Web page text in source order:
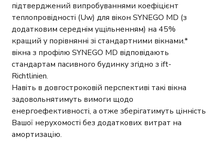
підтверджений випробуваннями коефіцієнт
теплопровідності (Uw) для вікон SYNEGO MD (з
додатковим середнім ущільненням) на 45%
кращий у порівнянні зі стандартними вікнами.*
вікна з профілю SYNEGO MD відповідають
стандартам пасивного будинку згідно з ift-
Richtlinien.
Навіть в довгостроковій перспективі такі вікна
задовольнятимуть вимоги щодо
енергоефективності, а отже зберігатимуть цінність
Вашої нерухомості без додаткових витрат на
амортизацію.